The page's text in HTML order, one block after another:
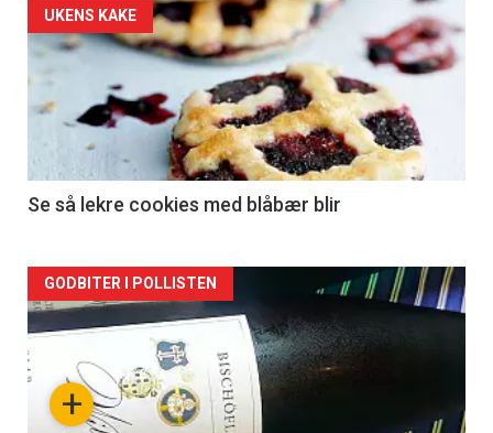
UKENS KAKE
Se så lekre cookies med blåbær blir
Forsiden
akkurat
nå+
GODBITER I POLLISTEN